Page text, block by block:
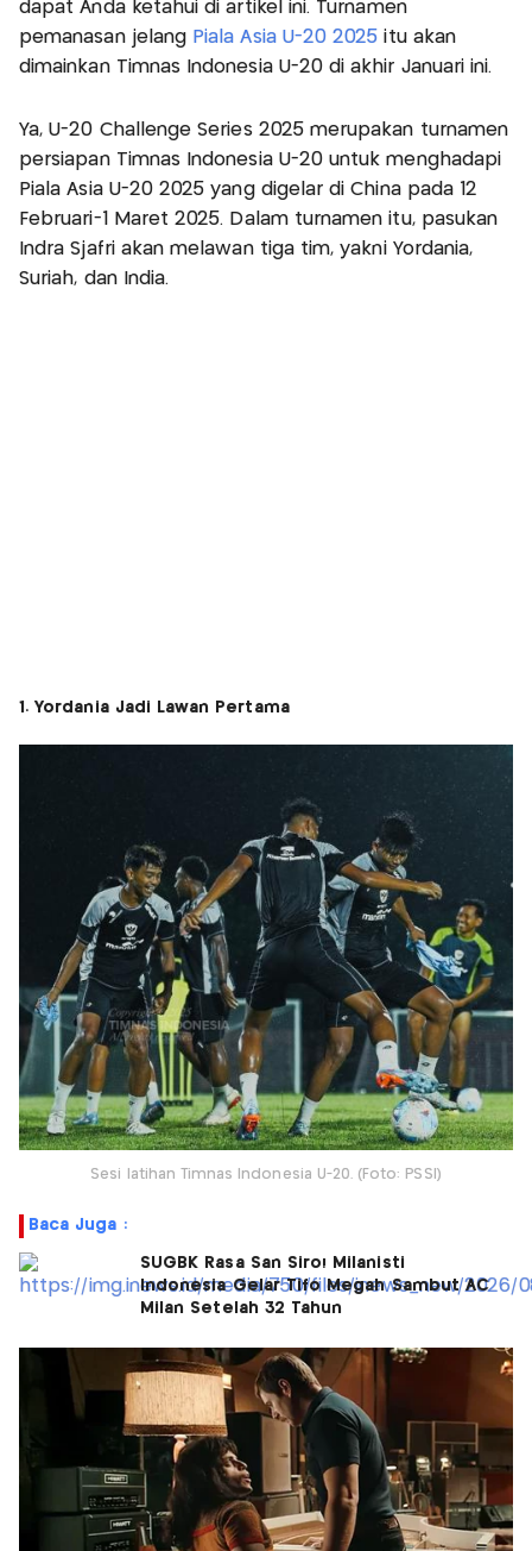
dapat Anda ketahui di artikel ini. Turnamen
pemanasan jelang Piala Asia U-20 2025 itu akan
dimainkan Timnas Indonesia U-20 di akhir Januari ini.
Ya, U-20 Challenge Series 2025 merupakan turnamen
persiapan Timnas Indonesia U-20 untuk menghadapi
Piala Asia U-20 2025 yang digelar di China pada 12
Februari-1 Maret 2025. Dalam turnamen itu, pasukan
Indra Sjafri akan melawan tiga tim, yakni Yordania,
Suriah, dan India.
1. Yordania Jadi Lawan Pertama
Sesi latihan Timnas Indonesia U-20. (Foto: PSSI)
Baca Juga :
SUGBK Rasa San Siro! Milanisti
Indonesia Gelar Tifo Megah Sambut AC
Milan Setelah 32 Tahun